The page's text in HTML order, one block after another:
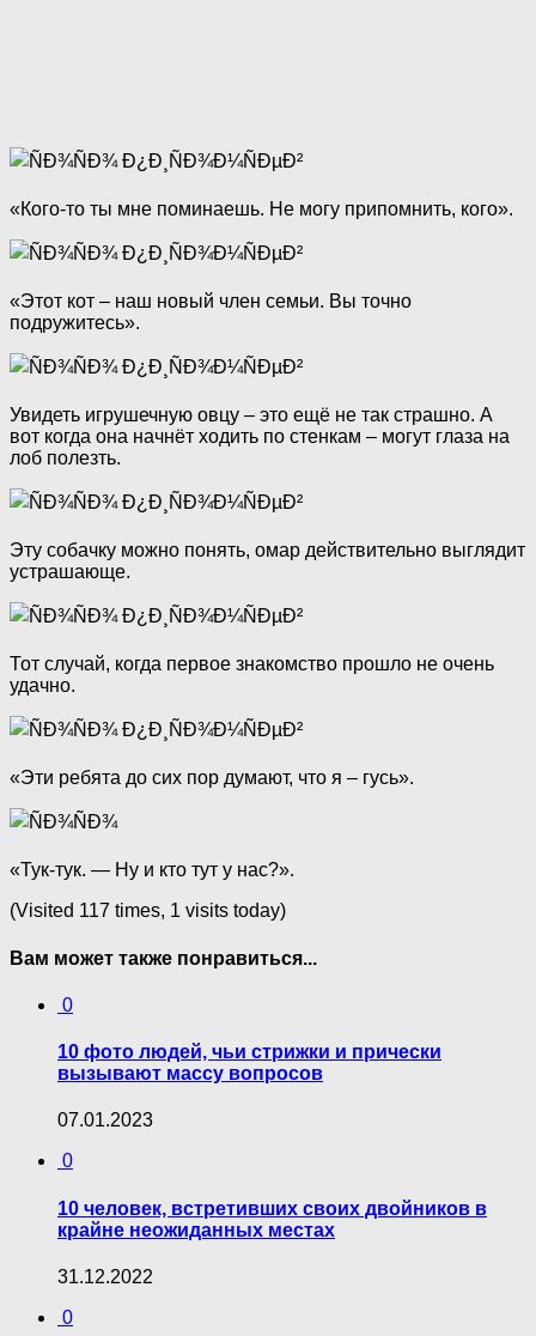
«Кого-то ты мне поминаешь. Не могу припомнить, кого».
«Этот кот – наш новый член семьи. Вы точно
подружитесь».
Увидеть игрушечную овцу – это ещё не так страшно. А
вот когда она начнёт ходить по стенкам – могут глаза на
лоб полезть.
Эту собачку можно понять, омар действительно выглядит
устрашающе.
Тот случай, когда первое знакомство прошло не очень
удачно.
«Эти ребята до сих пор думают, что я – гусь».
«Тук-тук. — Ну и кто тут у нас?».
(Visited 117 times, 1 visits today)
Вам может также понравиться...
0
10 фото людей, чьи стрижки и прически
вызывают массу вопросов
07.01.2023
0
10 человек, встретивших своих двойников в
крайне неожиданных местах
31.12.2022
0